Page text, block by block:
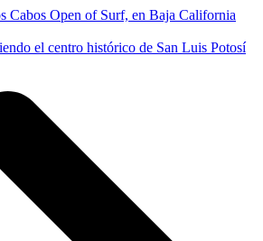
Cabos Open of Surf, en Baja California
el centro histórico de San Luis Potosí